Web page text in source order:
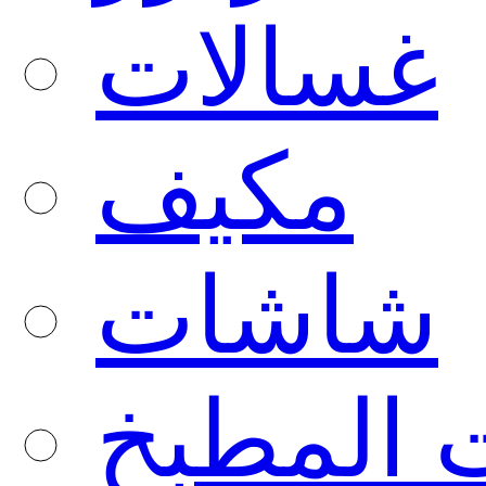
غسالات
مكيف
شاشات
المطبخ